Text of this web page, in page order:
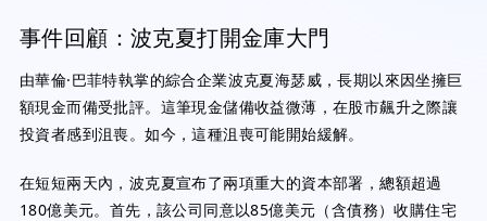
事件回顧：波克夏打開金庫大門
由華倫·巴菲特執掌的綜合企業波克夏海瑟威，長期以來因坐擁巨
額現金而備受批評。這筆現金儲備收益微薄，在股市飆升之際讓
投資者感到沮喪。如今，這種沮喪可能開始緩解。
在短短兩天內，波克夏宣布了兩項重大的資本部署，總額超過
180億美元。首先，該公司同意以85億美元（含債務）收購住宅